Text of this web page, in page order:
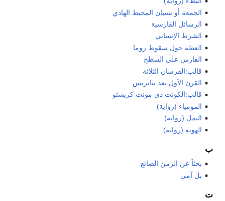
الجمعة أو نسيان المحيط الهادي
الرسائل الفارسية
الشرط الإنساني
العظة حول سقوط روما
الفارس على السطح
قالب:الفرسان الثلاثة
القرن الأول بعد بياتريس
قالب:الكونت دي مونت كريستو
المومياء (رواية)
النمل (رواية)
الهوية (رواية)
ب
بحثاً عن الزمن الضائع
بل آمي
ت